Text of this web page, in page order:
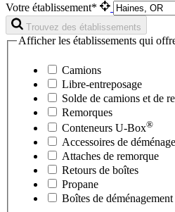
Votre établissement*
Trouvez des établissements
Afficher les établissements qui
Camions
Libre-entreposage
Solde de camions et de
Remorques
Conteneurs U-Box®
Accessoires de
Attaches de remorque
Retours de boîtes
Propane
Boîtes de